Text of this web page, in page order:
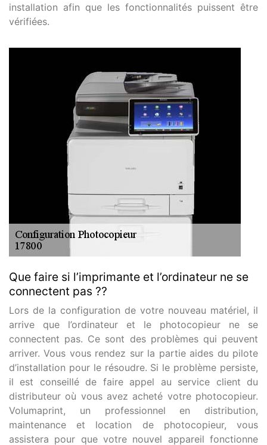
installation afin que les fonctionnalités puissent être
vérifiées.
Que faire si l’imprimante et l’ordinateur ne se
connectent pas ??
Lors de la configuration de votre nouveau matériel, il
arrive que l’ordinateur et le photocopieur ne se
connectent pas. Ce sont des problèmes qui peuvent
arriver. Vous vous rendez sur la partie aides du pilote
d’installation pour le résoudre. Si le problème persiste,
il est conseillé de faire appel au service client du
distributeur où vous avez acheté votre photocopieur.
Volumaprint, un professionnel en distribution,
maintenance et location de photocopieur, vous
assistera pour que votre nouvel appareil fonctionne